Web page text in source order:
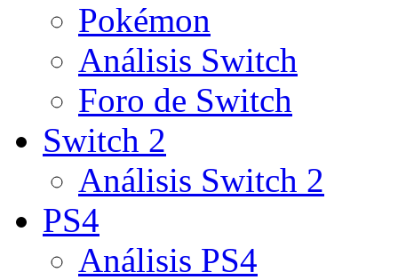
Pokémon
Análisis Switch
Foro de Switch
Switch 2
Análisis Switch 2
PS4
Análisis PS4